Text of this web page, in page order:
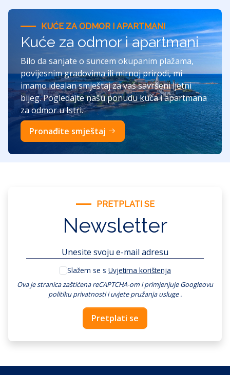
KUĆE ZA ODMOR I APARTMANI
Kuće za odmor i apartmani
Bilo da sanjate o suncem okupanim plažama,
povijesnim gradovima ili mirnoj prirodi, mi
imamo idealan smještaj za vaš savršeni ljetni
bijeg. Pogledajte našu ponudu kuća i apartmana
za odmor u Istri.
Pronađite smještaj
PRETPLATI SE
Newsletter
Slažem se s Uvjetima korištenja
Ova je stranica zaštićena reCAPTCHA-om i primjenjujeGoogleovu
politiku privatnostiiuvjete pružanja usluge.
Pretplati se